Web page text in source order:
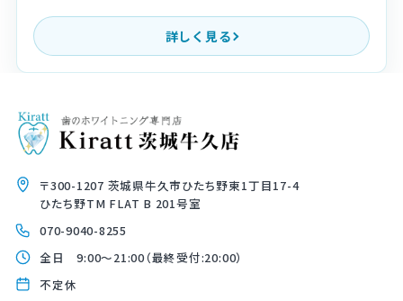
詳しく見る
〒300-1207 茨城県牛久市ひたち野東1丁目17-4
ひたち野TM FLAT B 201号室
070-9040-8255
全日 9:00〜21:00（最終受付:20:00）
不定休